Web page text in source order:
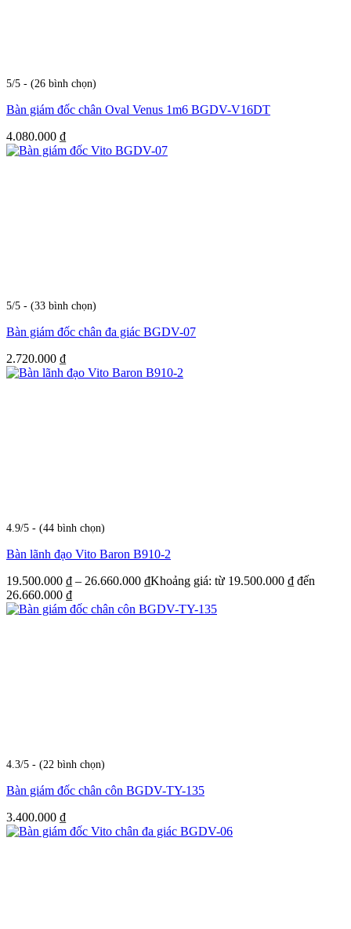
5/5 - (26 bình chọn)
Bàn giám đốc chân Oval Venus 1m6 BGDV-V16DT
4.080.000 ₫
5/5 - (33 bình chọn)
Bàn giám đốc chân đa giác BGDV-07
2.720.000 ₫
4.9/5 - (44 bình chọn)
Bàn lãnh đạo Vito Baron B910-2
19.500.000 ₫ – 26.660.000 ₫Khoảng giá: từ 19.500.000 ₫ đến
26.660.000 ₫
4.3/5 - (22 bình chọn)
Bàn giám đốc chân côn BGDV-TY-135
3.400.000 ₫